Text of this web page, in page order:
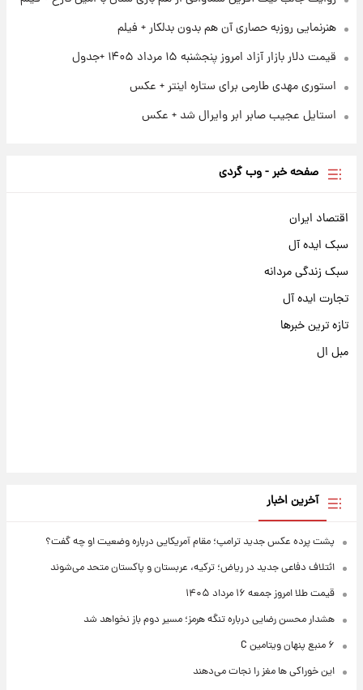
هنرنمایی روزبه حصاری آن هم بدون بدلکار + فیلم
قیمت دلار بازار آزاد امروز پنجشنبه ۱۵ مرداد ۱۴۰۵ +جدول
استوری مهدی طارمی برای ستاره اینتر + عکس
استایل عجیب صابر ابر وایرال شد + عکس
صفحه خبر - وب گردی
اقتصاد ایران
سبک ایده آل
سبک زندگی مردانه
تجارت ایده آل
تازه ترین خبرها
مبل ال
آخرین اخبار
پشت پرده عکس جدید ترامپ؛ مقام آمریکایی درباره وضعیت او چه گفت؟
ائتلاف دفاعی جدید در ریاض؛ ترکیه، عربستان و پاکستان متحد می‌شوند
قیمت طلا امروز جمعه ۱۶ مرداد ۱۴۰۵
هشدار محسن رضایی درباره تنگه هرمز؛ مسیر دوم باز نخواهد شد
۶ منبع پنهان ویتامین C
این خوراکی ها مغز را نجات می‌دهند